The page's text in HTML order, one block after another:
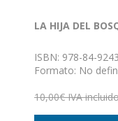
LA HIJA DEL
ISBN: 978-84-
Formato: No
10,00€ IVA